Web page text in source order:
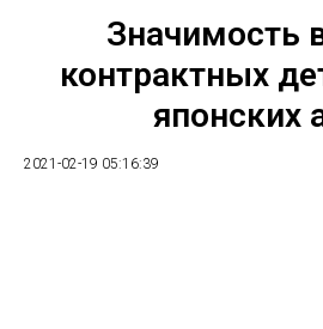
Значимость
контрактных
японских
2021-02-19 05:16:39